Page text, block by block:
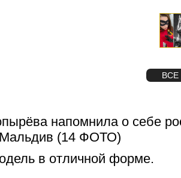
ВСЕ
напомнила о себе
(14 ФОТО)
в отличной форме.